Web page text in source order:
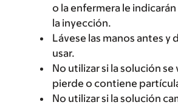
o la enfermera le
la inyección.
Lávese las manos antes y
usar.
No utilizar si la solución se
pierde o contiene
No utilizar si la solución